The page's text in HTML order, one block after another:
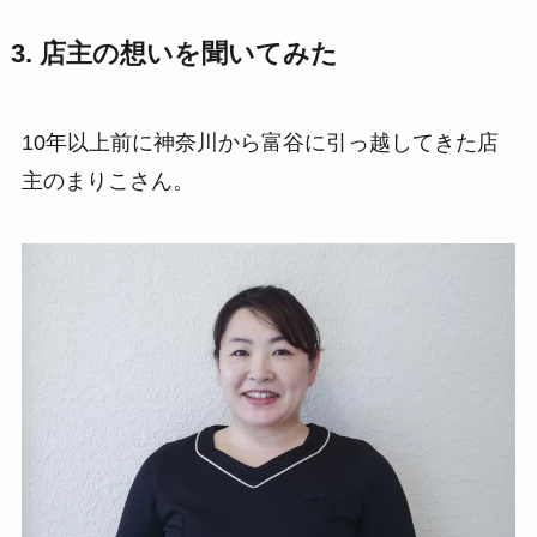
3. 店主の想いを聞いてみた
10年以上前に神奈川から富谷に引っ越してきた店
主のまりこさん。